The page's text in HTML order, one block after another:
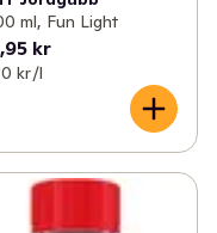
ml, Fun Light
kr
kr /l